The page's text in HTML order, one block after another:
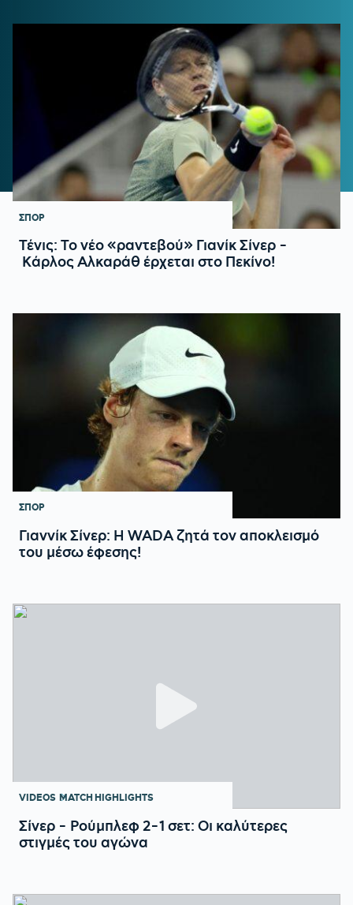
ΣΠΟΡ
Τένις: Το νέο «ραντεβού» Γιανίκ Σίνερ -
Κάρλος Αλκαράθ έρχεται στο Πεκίνο!
ΣΠΟΡ
Γιαννίκ Σίνερ: Η WADA ζητά τον αποκλεισμό
του μέσω έφεσης!
VIDEOS MATCH HIGHLIGHTS
Σίνερ - Ρούμπλεφ 2-1 σετ: Οι καλύτερες
στιγμές του αγώνα